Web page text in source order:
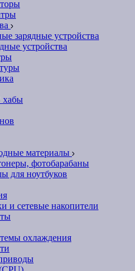
зарядные устройства
устройства
хабы
материалы
фотобарабаны
для ноутбуков
и сетевые накопители
охлаждения